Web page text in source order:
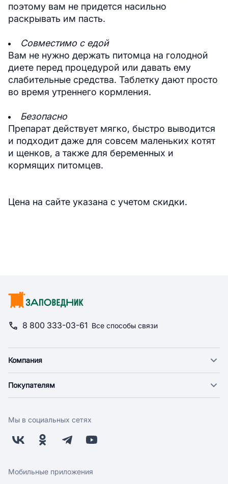
поэтому вам не придется насильно
раскрывать им пасть.
Совместимо с едой
Вам не нужно держать питомца на голодной
диете перед процедурой или давать ему
слабительные средства. Таблетку дают просто
во время утреннего кормления.
Безопасно
Препарат действует мягко, быстро выводится
и подходит даже для совсем маленьких котят
и щенков, а также для беременных и
кормящих питомцев.
Цена на сайте указана с учетом скидки.
8 800 333-03-61 Все способы связи
Компания
Новости
Поставщикам
Заводчикам
Обратная связь
Покупателям
Оплата
Бонусная программа
Скидки и акции
Мы в социальных сетях
Мобильные приложения